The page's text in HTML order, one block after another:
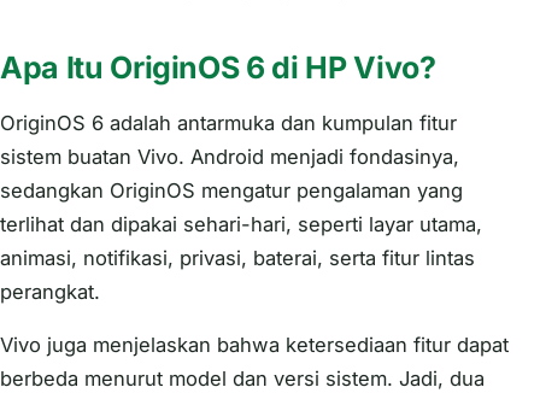
Apa Itu OriginOS 6 di HP Vivo?
OriginOS 6 adalah antarmuka dan kumpulan fitur
sistem buatan Vivo. Android menjadi fondasinya,
sedangkan OriginOS mengatur pengalaman yang
terlihat dan dipakai sehari-hari, seperti layar utama,
animasi, notifikasi, privasi, baterai, serta fitur lintas
perangkat.
Vivo juga menjelaskan bahwa ketersediaan fitur dapat
berbeda menurut model dan versi sistem. Jadi, dua